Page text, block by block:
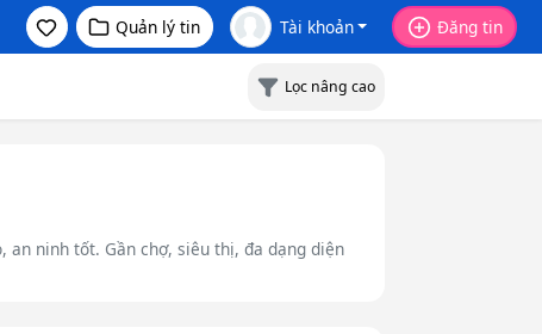
Quản lý tin Tài khoản Đăng tin
Lọc nâng cao
an ninh tốt. Gần chợ, siêu thị, đa dạng diện